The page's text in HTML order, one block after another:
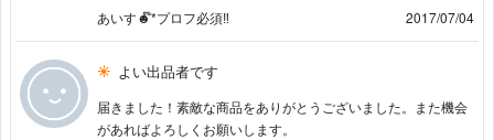
あいす☻໊*プロフ必須‼️
2017/07/04
よい出品者です
届きました！素敵な商品をありがとうございました。また機会
があればよろしくお願いします。